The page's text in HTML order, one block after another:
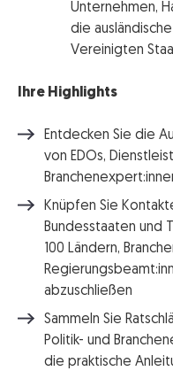
Unternehmen,
die
Vereinigten
Ihre Highlights
Entdecken Sie die
von EDOs,
Knüpfen Sie
Bundesstaaten und
100 Ländern,
abzuschließen
Sammeln Sie
Politik- und
die praktische